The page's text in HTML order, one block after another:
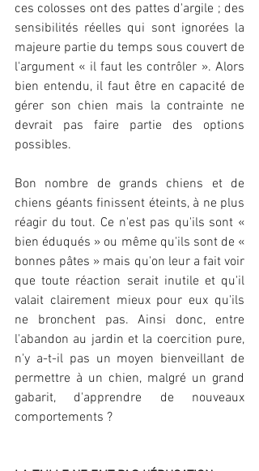
ces colosses ont des pattes d'argile ; des
sensibilités réelles qui sont ignorées la
majeure partie du temps sous couvert de
l'argument « il faut les contrôler ». Alors
bien entendu, il faut être en capacité de
gérer son chien mais la contrainte ne
devrait pas faire partie des options
possibles.
Bon nombre de grands chiens et de
chiens géants finissent éteints, à ne plus
réagir du tout. Ce n'est pas qu'ils sont «
bien éduqués » ou même qu'ils sont de «
bonnes pâtes » mais qu'on leur a fait voir
que toute réaction serait inutile et qu'il
valait clairement mieux pour eux qu'ils
ne bronchent pas. Ainsi donc, entre
l'abandon au jardin et la coercition pure,
n'y a-t-il pas un moyen bienveillant de
permettre à un chien, malgré un grand
gabarit, d'apprendre de nouveaux
comportements ?